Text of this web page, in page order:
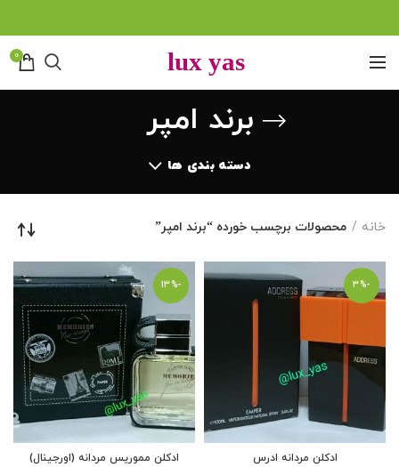
0
برند امپر
دسته بندی ها
خانه محصولات برچسب خورده “برند امپر”
-3%
ادکلن مردانه ادرس
-13%
ادکلن مموریس مردانه (اورجینال)